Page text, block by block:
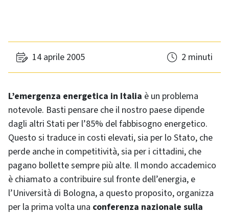
14 aprile 2005 2 minuti
L’emergenza energetica in Italia è un problema
notevole. Basti pensare che il nostro paese dipende
dagli altri Stati per l’85% del fabbisogno energetico.
Questo si traduce in costi elevati, sia per lo Stato, che
perde anche in competitività, sia per i cittadini, che
pagano bollette sempre più alte. Il mondo accademico
è chiamato a contribuire sul fronte dell’energia, e
l’Università di Bologna, a questo proposito, organizza
per la prima volta una conferenza nazionale sulla